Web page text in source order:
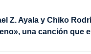
Z. Ayala y Chiko
una canción que